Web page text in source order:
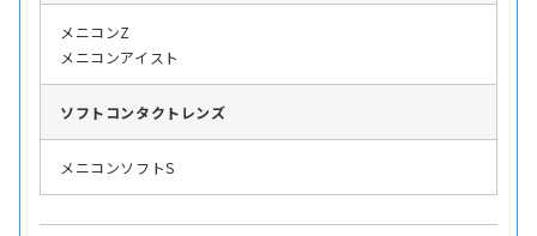
メニコンZ
メニコンアイスト
ソフト コンタクトレンズ
メニコンソフトS